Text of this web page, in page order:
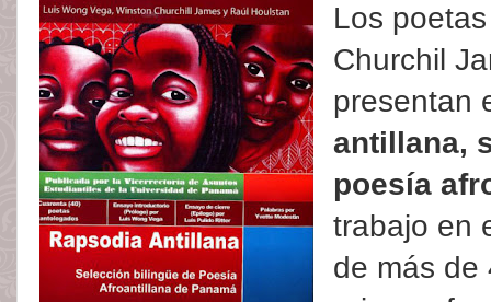
Los
Churchil
presentan
antillana,
poesía
trabajo en
de más de